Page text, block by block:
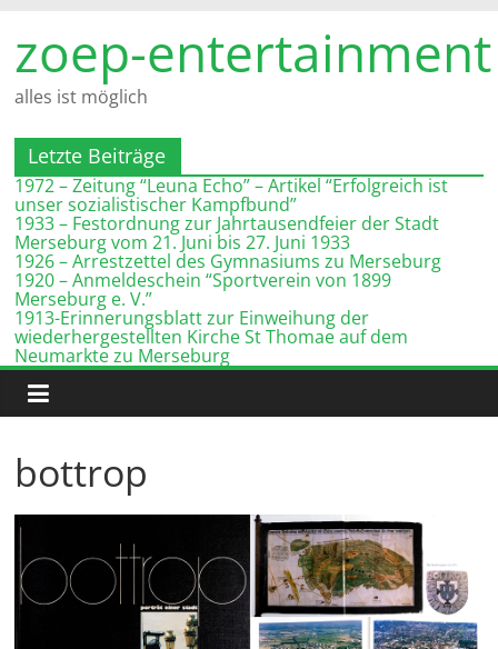
Inhalt
springen
zoep-entertainment
alles ist möglich
Letzte Beiträge
1972 – Zeitung “Leuna Echo” – Artikel “Erfolgreich ist
unser sozialistischer Kampfbund”
1933 – Festordnung zur Jahrtausendfeier der Stadt
Merseburg vom 21. Juni bis 27. Juni 1933
1926 – Arrestzettel des Gymnasiums zu Merseburg
1920 – Anmeldeschein “Sportverein von 1899
Merseburg e. V.”
1913-Erinnerungsblatt zur Einweihung der
wiederhergestellten Kirche St Thomae auf dem
Neumarkte zu Merseburg
bottrop